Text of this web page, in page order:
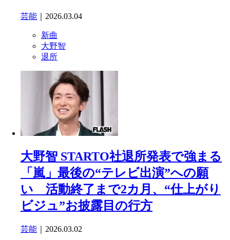
芸能 ｜2026.03.04
新曲
大野智
退所
大野智 STARTO社退所発表で強まる
「嵐」最後の“テレビ出演”への願
い 活動終了まで2カ月、“仕上がり
ビジュ”お披露目の行方
芸能 ｜2026.03.02